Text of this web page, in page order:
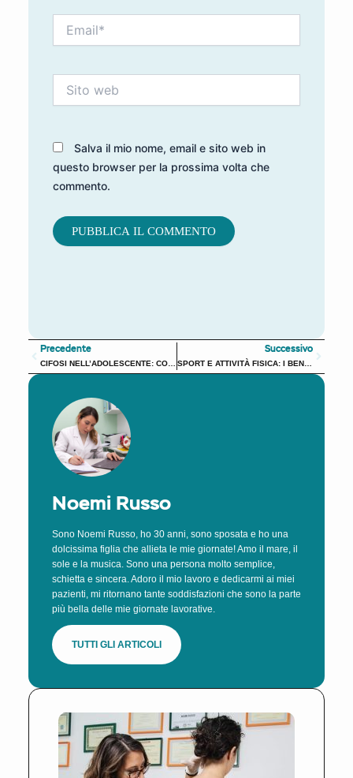
web
Salva il mio nome, email e sito web in
questo browser per la prossima volta che
commento.
Precedente
Precedente
CIFOSI NELL’ADOLESCENTE: COS’È L’IPERCIFOSI E PERCHÉ PREOCCUPARSI?
Successivo
SPORT E ATTIVITÀ FISICA: I BENEFICI
Noemi Russo
Sono Noemi Russo, ho 30 anni, sono sposata e ho una
dolcissima figlia che allieta le mie giornate! Amo il mare, il
sole e la musica. Sono una persona molto semplice,
schietta e sincera. Adoro il mio lavoro e dedicarmi ai miei
pazienti, mi ritornano tante soddisfazioni che sono la parte
più bella delle mie giornate lavorative.
TUTTI GLI ARTICOLI